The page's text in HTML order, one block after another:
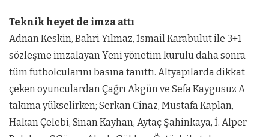
Teknik heyet de imza attı
Adnan Keskin, Bahri Yılmaz, İsmail Karabulut ile 3+1
sözleşme imzalayan Yeni yönetim kurulu daha sonra
tüm futbolcularını basına tanıttı. Altyapılarda dikkat
çeken oyunculardan Çağrı Akgün ve Sefa Kaygusuz A
takıma yükselirken; Serkan Cinaz, Mustafa Kaplan,
Hakan Çelebi, Sinan Kayhan, Aytaç Şahinkaya, İ. Alper